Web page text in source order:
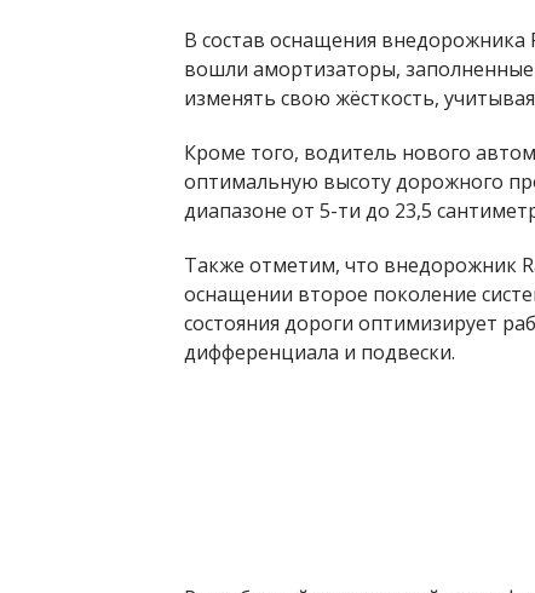
В состав оснащения внедорожника
вошли амортизаторы,
изменять свою жёсткость,
Кроме того, водитель нового
оптимальную высоту дорожного
диапазоне от 5-ти до 23,5
Также отметим, что внедорожник
оснащении второе поколение
состояния дороги оптимизирует
дифференциала и подвески.